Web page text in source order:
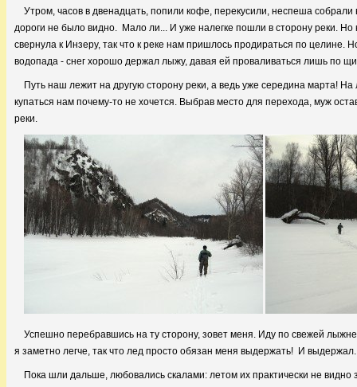
Утром, часов в двенадцать, попили кофе, перекусили, неспеша
дороги не было видно. Мало ли... И уже налегке пошли в сторону реки.
свернула к Инзеру, так что к реке нам пришлось продираться по целине.
водопада - снег хорошо держал лыжу, давая ей проваливаться лишь по
Путь наш лежит на другую сторону реки, а ведь уже середина марта!
купаться нам почему-то не хочется. Выбрав место для перехода, муж
реки.
Успешно перебравшись на ту сторону, зовет меня. Иду по свежей
я заметно легче, так что лед просто обязан меня выдержать! И
Пока шли дальше, любовались скалами: летом их практически не